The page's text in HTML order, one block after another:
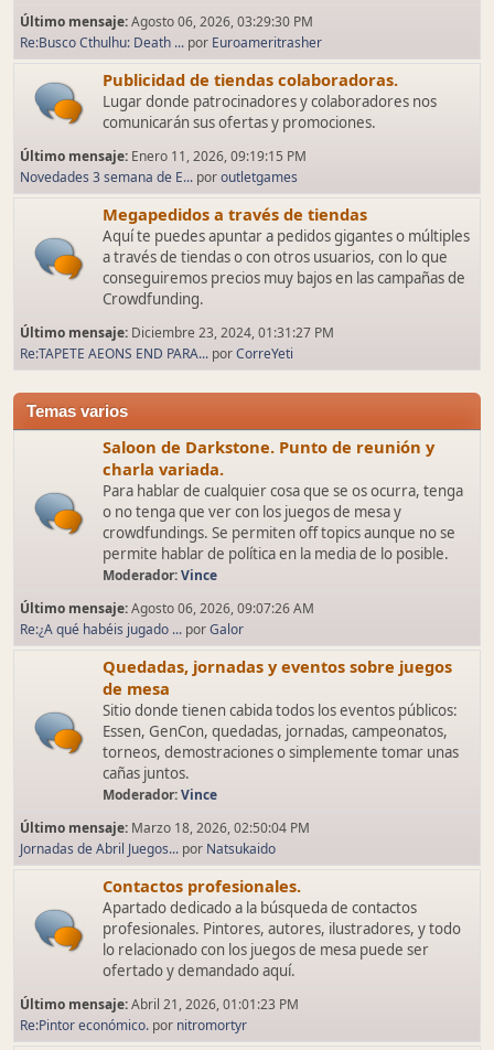
Último mensaje:Agosto 06, 2026, 03:29:30 PM
Re:Busco Cthulhu: Death ... por Euroameritrasher
Publicidad de tiendas colaboradoras.
Lugar donde patrocinadores y colaboradores nos
comunicarán sus ofertas y promociones.
Último mensaje: Enero 11, 2026, 09:19:15 PM
Novedades 3 semana de E... poroutletgames
Megapedidos a través de tiendas
Aquí te puedes apuntar a pedidos gigantes o múltiples
a través de tiendas o con otros usuarios, con lo que
conseguiremos precios muy bajos en las campañas de
Crowdfunding.
Último mensaje: Diciembre 23, 2024, 01:31:27 PM
Re:TAPETE AEONS END PARA... porCorreYeti
Temas varios
Saloon de Darkstone. Punto de reunión y
charla variada.
Para hablar de cualquier cosa que se os ocurra, tenga
o no tenga que ver con los juegos de mesa y
crowdfundings. Se permiten off topics aunque no se
permite hablar de política en la media de lo posible.
Moderador:Vince
Último mensaje:Agosto 06, 2026, 09:07:26 AM
Re:¿A qué habéis jugado ... porGalor
Quedadas, jornadas y eventos sobre juegos
de mesa
Sitio donde tienen cabida todos los eventos públicos:
Essen, GenCon, quedadas, jornadas, campeonatos,
torneos, demostraciones o simplemente tomar unas
cañas juntos.
Moderador:Vince
Último mensaje: Marzo 18, 2026, 02:50:04 PM
Jornadas de Abril Juegos... por Natsukaido
Contactos profesionales.
Apartado dedicado a la búsqueda de contactos
profesionales. Pintores, autores, ilustradores, y todo
lo relacionado con los juegos de mesa puede ser
ofertado y demandado aquí.
Último mensaje:Abril 21, 2026, 01:01:23 PM
Re:Pintor económico. por nitromortyr